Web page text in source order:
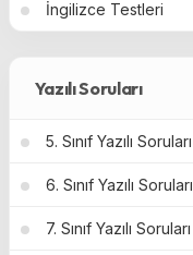
İngilizce Testleri
Yazılı Soruları
5. Sınıf Yazılı Soruları
6. Sınıf Yazılı Soruları
7. Sınıf Yazılı Soruları